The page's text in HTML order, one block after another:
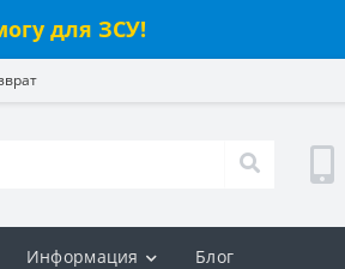
для ЗСУ!
Информация Блог